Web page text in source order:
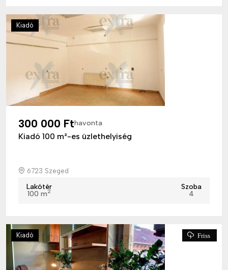
Kiadó
300 000 Fthavonta
Kiadó 100 m²-es üzlethelyiség
6723 Szeged
Lakótér
100 m2
Szoba
4
Kiadó Friss